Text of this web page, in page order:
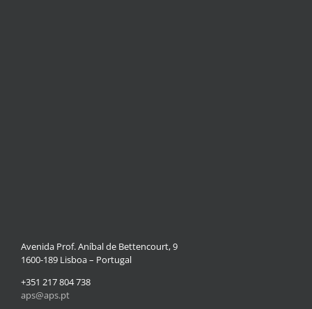
Avenida Prof. Aníbal de Bettencourt, 9
1600-189 Lisboa – Portugal
+351 217 804 738
aps@aps.pt